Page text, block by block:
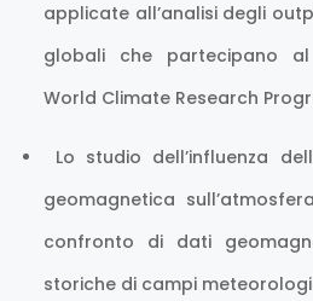
applicate all’analisi degli
globali che partecipano
World Climate Research
Lo studio dell’influenza
geomagnetica
confronto di dati
storiche di campi